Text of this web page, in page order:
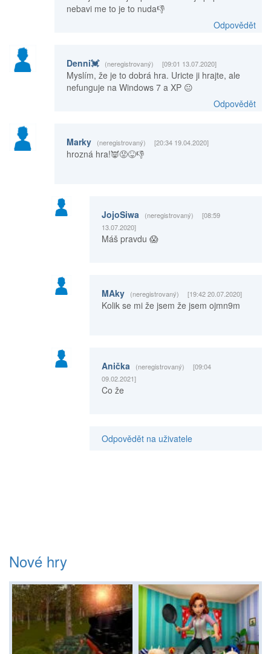
nebavi me to je to nuda👎
Odpovědět
Denni💓 (neregistrovaný) [09:01 13.07.2020]
Myslím, že je to dobrá hra. Uricte ji hrajte, ale
nefunguje na Windows 7 a XP 😐
Odpovědět
Marky (neregistrovaný) [20:34 19.04.2020]
hrozná hra!👿😡😝👎
JojoSiwa (neregistrovaný)
[08:59
13.07.2020]
Máš pravdu 😱
MAky (neregistrovaný) [19:42 20.07.2020]
Kolik se mi že jsem že jsem ojmn9m
Anička (neregistrovaný)
[09:04
09.02.2021]
Co že
Odpovědět na uživatele
Nové hry